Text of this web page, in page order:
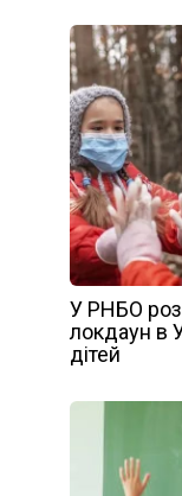
У РНБО
локдаун в
дітей